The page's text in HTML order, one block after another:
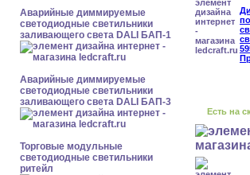
Аварийные диммируемые
светодиодные светильники
заливающего света DALI БАП-1
Аварийные диммируемые
светодиодные светильники
заливающего света DALI БАП-3
Торговые модульные
светодиодные светильники
ритейл
Есть на